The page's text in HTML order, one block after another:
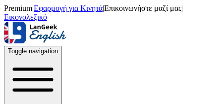
Premium|Εφαρμογή για Κινητά|Επικοινωνήστε μαζί μας|
Εικονολεξικό
Toggle navigation